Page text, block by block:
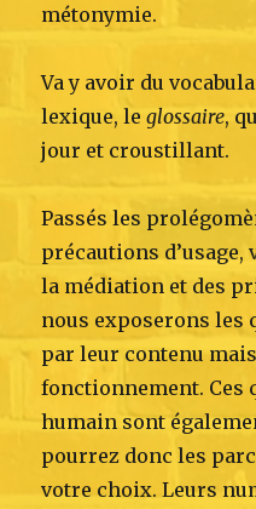
métonymie.
Va y avoir du
lexique, leglossaire,
jour et croustillant.
Passés les
précautions
la médiation et des
nous exposerons les
par leur contenu
fonctionnement. Ces
humain sont
pourrez donc les
votre choix. Leurs